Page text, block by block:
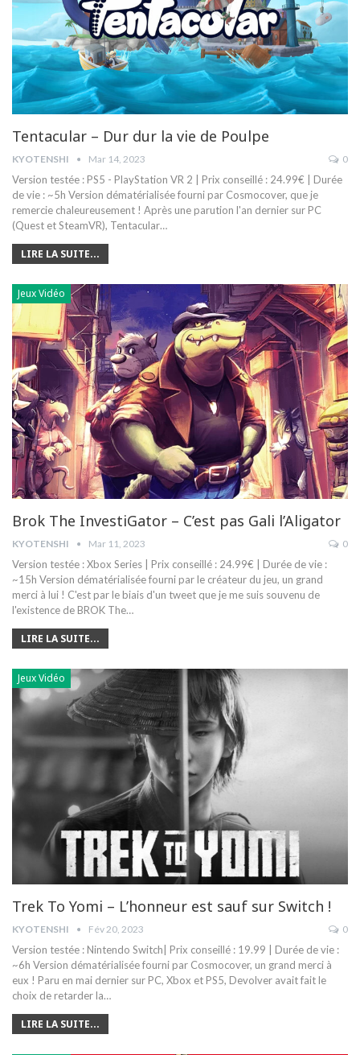
Tentacular – Dur dur la vie de Poulpe
KYOTENSHI Mar 14, 2023 0
Version testée : PS5 - PlayStation VR 2 | Prix conseillé : 24.99€ | Durée
de vie : ~5h Version dématérialisée fourni par Cosmocover, que je
remercie chaleureusement ! Après une parution l'an dernier sur PC
(Quest et SteamVR), Tentacular…
LIRE LA SUITE...
Jeux Vidéo
Brok The InvestiGator – C’est pas Gali l’Aligator
KYOTENSHI Mar 11, 2023 0
Version testée : Xbox Series | Prix conseillé : 24.99€ | Durée de vie :
~15h Version dématérialisée fourni par le créateur du jeu, un grand
merci à lui ! C'est par le biais d'un tweet que je me suis souvenu de
l'existence de BROK The…
LIRE LA SUITE...
Jeux Vidéo
Trek To Yomi – L’honneur est sauf sur Switch !
KYOTENSHI Fév 20, 2023 0
Version testée : Nintendo Switch| Prix conseillé : 19.99 | Durée de vie :
~6h Version dématérialisée fourni par Cosmocover, un grand merci à
eux ! Paru en mai dernier sur PC, Xbox et PS5, Devolver avait fait le
choix de retarder la…
LIRE LA SUITE...